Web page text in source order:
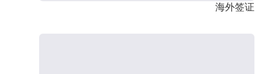
海外签证